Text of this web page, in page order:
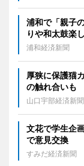
浦和で「親子
りや和太鼓楽
浦和経済新聞
厚狭に保護猫
の触れ合いも
山口宇部経済新聞
文花で学生企
で意見交換
すみだ経済新聞